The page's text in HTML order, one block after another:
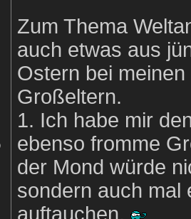
Zum Thema
auch etwas aus
Ostern bei
Großeltern.
1. Ich habe mir
ebenso fromme
der Mond würde
sondern auch mal
auftauchen.